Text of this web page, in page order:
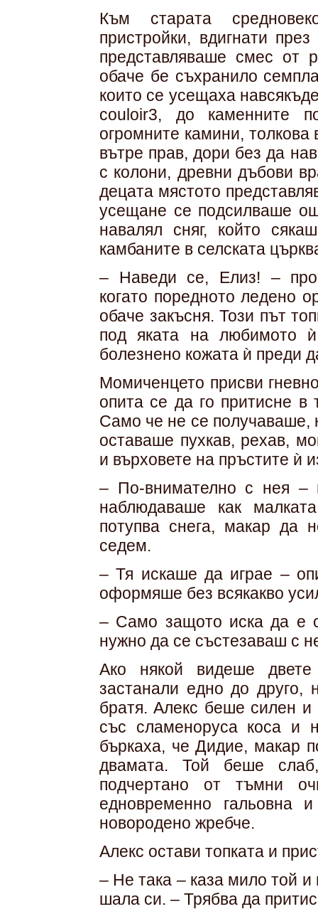
Към старата
пристройки, вдигнати
представляваше смес от
обаче бе съхранило
които се усещаха
couloir3, до каменните
огромните камини,
вътре прав, дори без да
с колони, древни дъбови
децата мястото
усещане се подсилваше
навалял сняг, който
камбаните в селската
– Наведи се, Елиз! –
когато поредното ледено
обаче закъсня. Този път
под яката на любимото
болезнено кожата ѝ преди
Момиченцето присви
опита се да го притисне в
Само че не се получаваше,
оставаше пухкав, рехав,
и върховете на пръстите ѝ
– По-внимателно с нея –
наблюдаваше как
потупва снега, макар
седем.
– Тя искаше да играе –
оформяше без всякакво
– Само защото иска да е
нужно да се състезаваш с
Ако някой видеше
застанали едно до
братя. Алекс беше силен
със сламеноруса коса и
бъркаха, че Дидие, макар
двамата. Той беше
подчертано от тъмни
едновременно гальовна
новородено жребче.
Алекс остави топката и
– Не така – каза мило той и
шала си. – Трябва да